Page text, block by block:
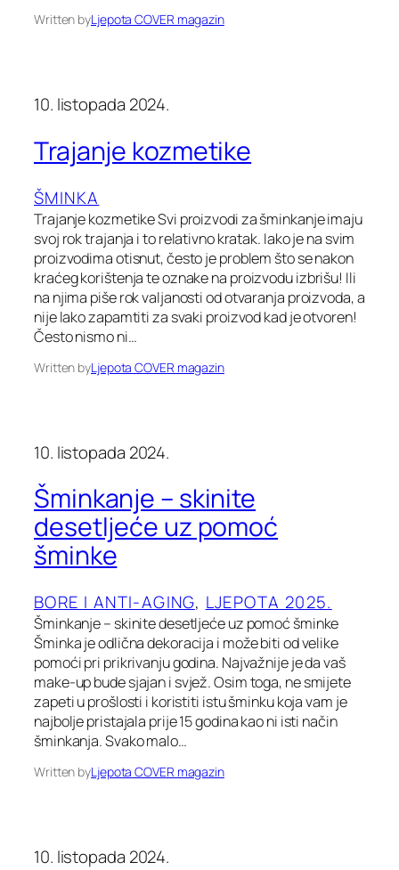
Written byLjepota COVER magazin
10. listopada 2024.
Trajanje kozmetike
ŠMINKA
Trajanje kozmetike Svi proizvodi za šminkanje imaju
svoj rok trajanja i to relativno kratak. Iako je na svim
proizvodima otisnut, često je problem što se nakon
kraćeg korištenja te oznake na proizvodu izbrišu! Ili
na njima piše rok valjanosti od otvaranja proizvoda, a
nije lako zapamtiti za svaki proizvod kad je otvoren!
Često nismo ni…
Written byLjepota COVER magazin
10. listopada 2024.
Šminkanje – skinite
desetljeće uz pomoć
šminke
BORE I ANTI-AGING, LJEPOTA 2025.
Šminkanje – skinite desetljeće uz pomoć šminke
Šminka je odlična dekoracija i može biti od velike
pomoći pri prikrivanju godina. Najvažnije je da vaš
make-up bude sjajan i svjež. Osim toga, ne smijete
zapeti u prošlosti i koristiti istu šminku koja vam je
najbolje pristajala prije 15 godina kao ni isti način
šminkanja. Svako malo…
Written byLjepota COVER magazin
10. listopada 2024.